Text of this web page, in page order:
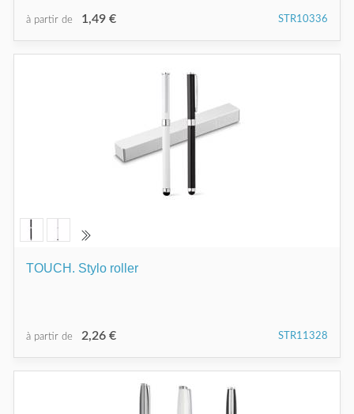
à partir de 1,49 € STR10336
TOUCH. Stylo roller
à partir de 2,26 € STR11328